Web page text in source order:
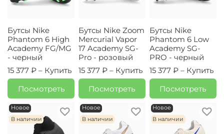
Бутсы Nike
Phantom 6 High
Academy FG/MG
- черный
15 377 ₽ – Купить
Посмотреть
Бутсы Nike Zoom
Mercurial Vapor
17 Academy SG-
Pro - розовый
15 377 ₽ – Купить
Посмотреть
Бутсы Nike
Phantom 6 Low
Academy SG-
PRO - черный
15 377 ₽ – Купить
Посмотреть
Новое
В наличии
Новое
В наличии
Новое
В наличии